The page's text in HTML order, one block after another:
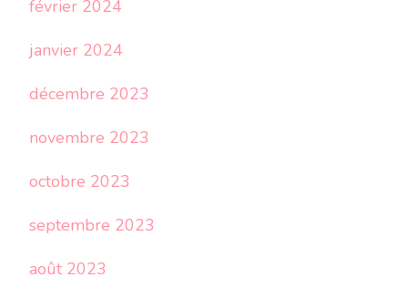
février 2024
janvier 2024
décembre 2023
novembre 2023
octobre 2023
septembre 2023
août 2023